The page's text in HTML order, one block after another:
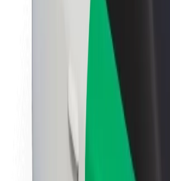
Fenntarthatóság a Boltnál
Project Zero
Sajtószoba
Brand
Küldetés
Befektetői kapcsolatok
Vezetőség